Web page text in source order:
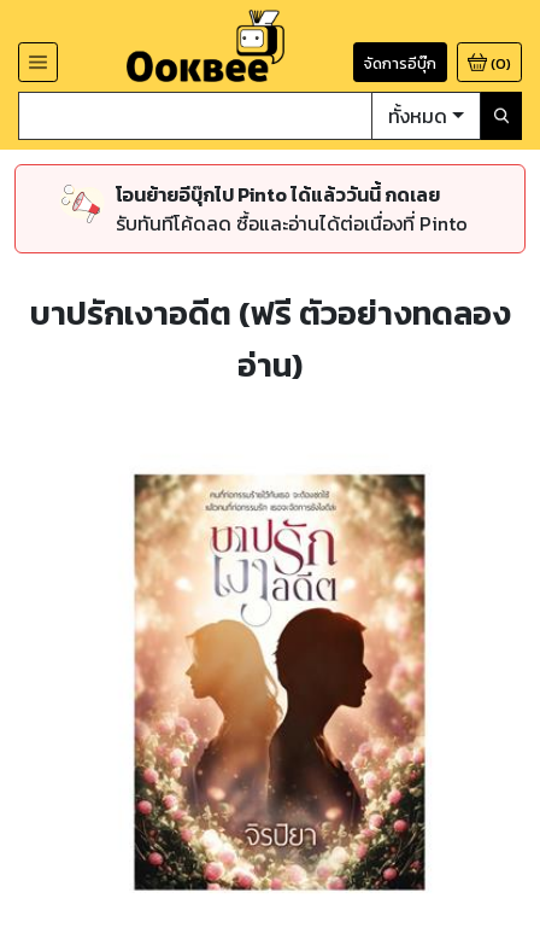
จัดการอีบุ๊ก (0)
ทั้งหมด
โอนย้ายอีบุ๊กไป Pinto ได้แล้ววันนี้ กดเลย
รับทันทีโค้ดลด ซื้อและอ่านได้ต่อเนื่องที่ Pinto
บาปรักเงาอดีต (ฟรี ตัวอย่างทดลอง
อ่าน)